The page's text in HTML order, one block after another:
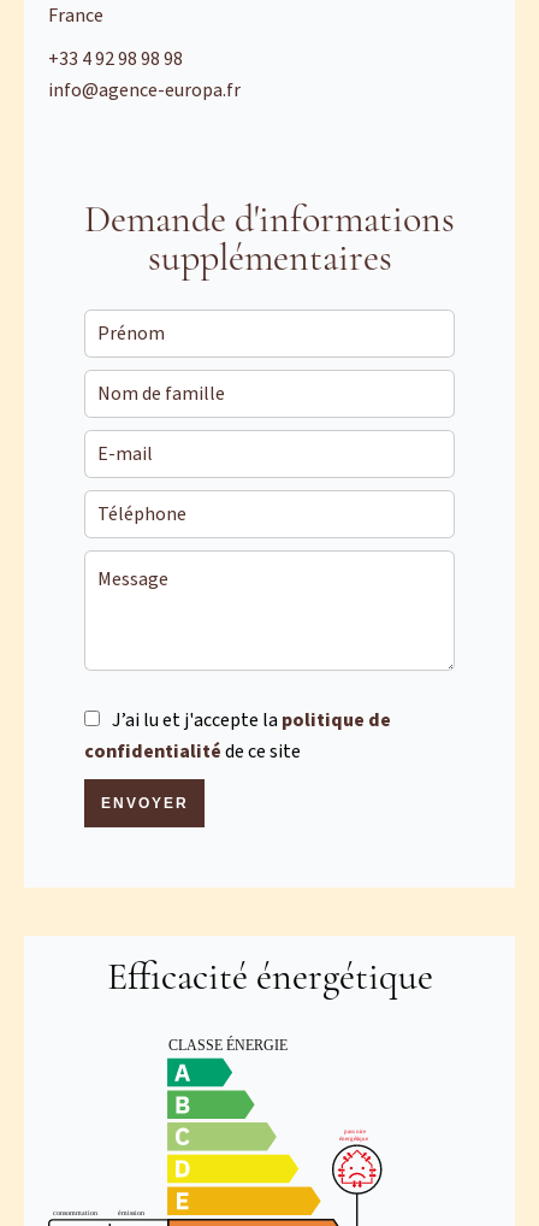
France
+33 4 92 98 98 98
info@agence-europa.fr
Demande d'informations
supplémentaires
J’ai lu et j'accepte lapolitique de
confidentialitéde ce site
ENVOYER
Efficacité énergétique